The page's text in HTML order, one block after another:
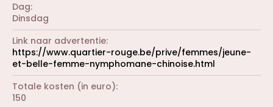
Dag
Dinsdag
Link naar advertentie
https://www.quartier-rouge.be/prive/femmes/jeune-
et-belle-femme-nymphomane-chinoise.html
Totale kosten (in euro)
150